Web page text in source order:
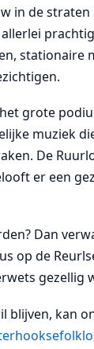
in de
stationaire
grote
muziek
De
er een
Dan
op de
gezellig
blijven, kan